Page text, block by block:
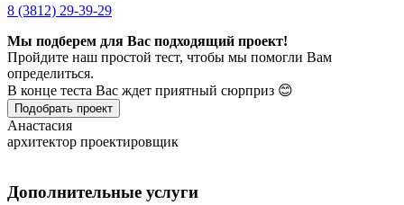
8 (3812) 29-39-29
Мы подберем для Вас подходящий проект!
Пройдите наш простой тест, чтобы мы помогли Вам
определиться.
В конце теста Вас ждет приятный сюрприз 😊
Подобрать проект
Анастасия
архитектор проектировщик
Дополнительные услуги